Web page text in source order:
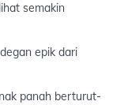
semakin
epik dari
panah berturut-